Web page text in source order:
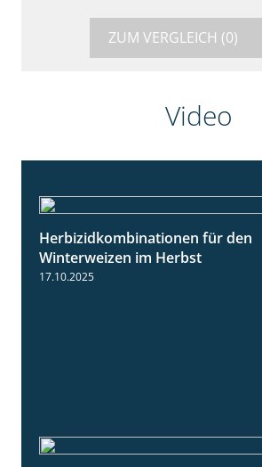
ZUM VERGLEICH (0)
Video
Herbizidkombinationen für den
Winterweizen im Herbst
17.10.2025